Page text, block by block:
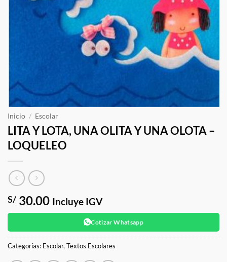
Inicio / Escolar
LITA Y LOTA, UNA OLITA Y UNA OLOTA –
LOQUELEO
S/ 30.00 Incluye IGV
Cotizar Whatsapp
Categorías: Escolar, Textos Escolares